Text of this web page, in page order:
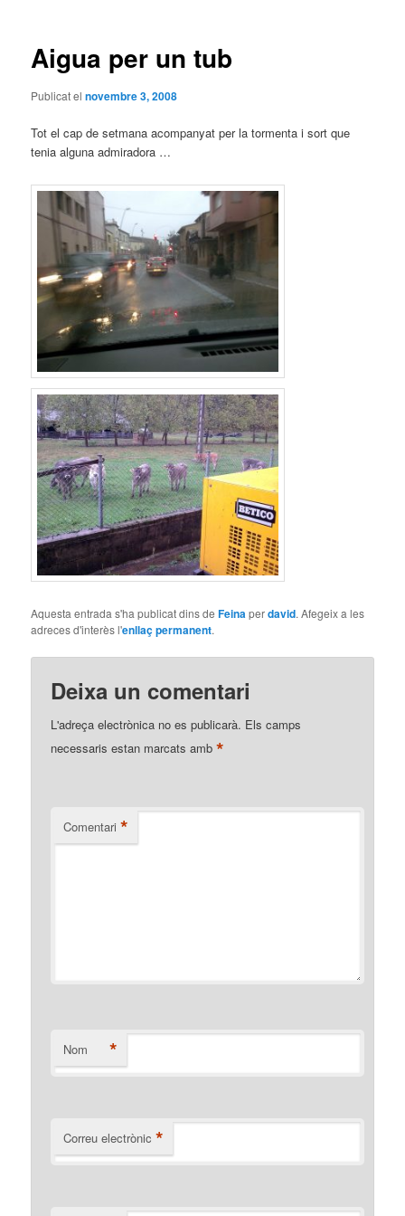
Aigua per un tub
Publicat elnovembre 3, 2008
Tot el cap de setmana acompanyat per la tormenta i sort que
tenia alguna admiradora …
Aquesta entrada s'ha publicat dins deFeinaperdavid. Afegeix a les
adreces d'interès l'enllaç permanent.
Deixa un comentari
L'adreça electrònica no es publicarà. Els camps
necessaris estan marcats amb*
Comentari *
Nom *
Correu electrònic *